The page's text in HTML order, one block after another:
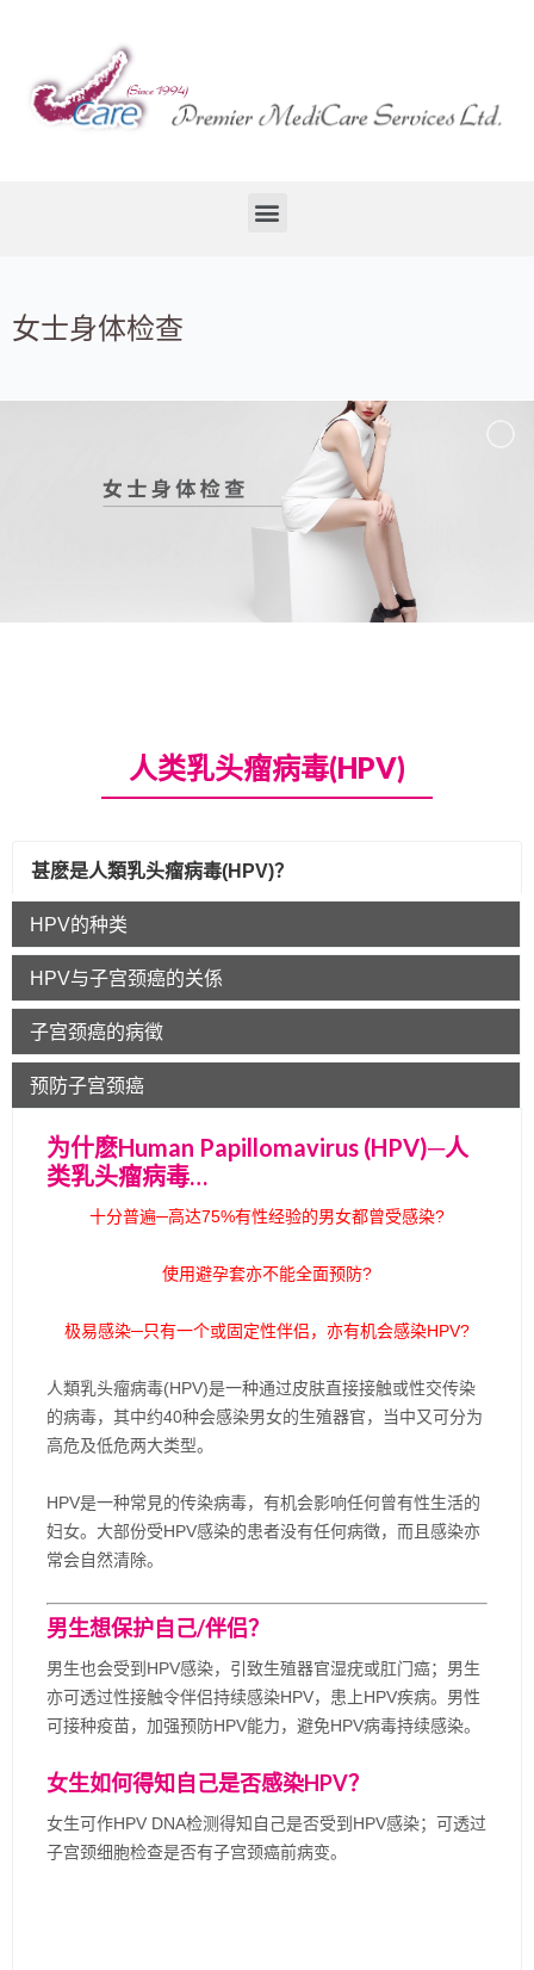
女士身体检查
人类乳头瘤病毒(HPV)
甚麽是人類乳头瘤病毒(HPV)？
HPV的种类
HPV与子宫颈癌的关係
子宫颈癌的病徵
预防子宫颈癌
为什麽Human Papillomavirus (HPV)─人
类乳头瘤病毒…
十分普遍─高达75%有性经验的男女都曾受感染?
使用避孕套亦不能全面预防?
极易感染─只有一个或固定性伴侣，亦有机会感染HPV?
人類乳头瘤病毒(HPV)是一种通过皮肤直接接触或性交传染
的病毒，其中约40种会感染男女的生殖器官，当中又可分为
高危及低危两大类型。
HPV是一种常見的传染病毒，有机会影响任何曾有性生活的
妇女。大部份受HPV感染的患者没有任何病徵，而且感染亦
常会自然清除。
男生想保护自己/伴侣？
男生也会受到HPV感染，引致生殖器官湿疣或肛门癌；男生
亦可透过性接触令伴侣持续感染HPV，患上HPV疾病。男性
可接种疫苗，加强预防HPV能力，避免HPV病毒持续感染。
女生如何得知自己是否感染HPV？
女生可作HPV DNA检测得知自己是否受到HPV感染；可透过
子宫颈细胞检查是否有子宫颈癌前病变。